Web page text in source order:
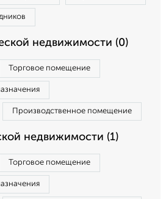
недвижимости (0)
Торговое помещение
Производственное помещение
недвижимости (1)
Торговое помещение